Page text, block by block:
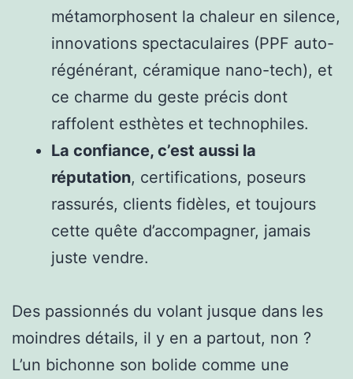
métamorphosent la chaleur en silence,
innovations spectaculaires (PPF auto-
régénérant, céramique nano-tech), et
ce charme du geste précis dont
raffolent esthètes et technophiles.
La confiance, c’est aussi la
réputation, certifications, poseurs
rassurés, clients fidèles, et toujours
cette quête d’accompagner, jamais
juste vendre.
Des passionnés du volant jusque dans les
moindres détails, il y en a partout, non ?
L’un bichonne son bolide comme une